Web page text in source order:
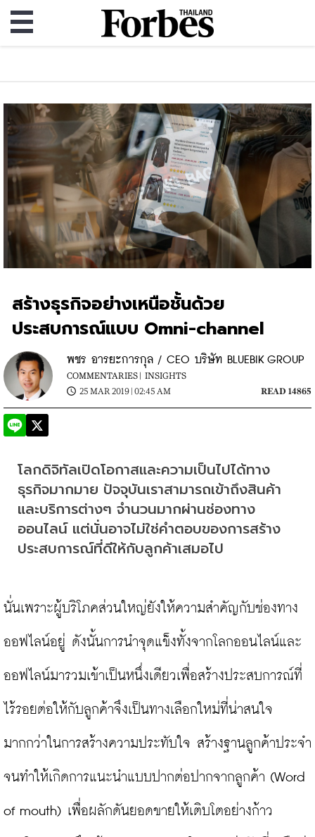
สร้างธุรกิจอย่างเหนือชั้นด้วย
ประสบการณ์แบบ Omni-channel
พชร อารยะการกุล / CEO บริษัท BLUEBIK GROUP
COMMENTARIES | INSIGHTS
25 MAR 2019 | 02:45 AM
READ 14865
โลกดิจิทัลเปิดโอกาสและความเป็นไปได้ทาง
ธุรกิจมากมาย ปัจจุบันเราสามารถเข้าถึงสินค้า
และบริการต่างๆ จำนวนมากผ่านช่องทาง
ออนไลน์ แต่นั่นอาจไม่ใช่คำตอบของการสร้าง
ประสบการณ์ที่ดีให้กับลูกค้าเสมอไป
นั่นเพราะผู้บริโภคส่วนใหญ่ยังให้ความสำคัญกับช่องทาง
ออฟไลน์อยู่ ดังนั้นการนำจุดแข็งทั้งจากโลกออนไลน์และ
ออฟไลน์มารวมเข้าเป็นหนึ่งเดียวเพื่อสร้างประสบการณ์ที่
ไร้รอยต่อให้กับลูกค้าจึงเป็นทางเลือกใหม่ที่น่าสนใจ
มากกว่าในการสร้างความประทับใจ สร้างฐานลูกค้าประจำ
จนทำให้เกิดการแนะนำแบบปากต่อปากจากลูกค้า (Word
of mouth) เพื่อผลักดันยอดขายให้เติบโตอย่างก้าว